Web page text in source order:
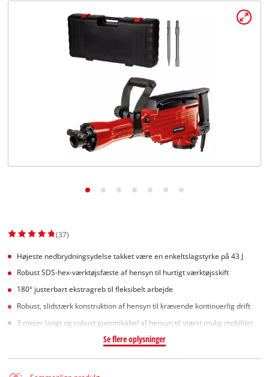
(37)
Højeste nedbrydningsydelse takket være en enkeltslagstyrke på 43 J
Robust SDS-hex-værktøjsfæste af hensyn til hurtigt værktøjsskift
180° justerbart ekstragreb til fleksibelt arbejde
Robust, slidstærk konstruktion af hensyn til krævende kontinuerlig drift
3 meter langt og robust gummikabel af hensyn til størst mulig mobilitet
Se flere oplysninger